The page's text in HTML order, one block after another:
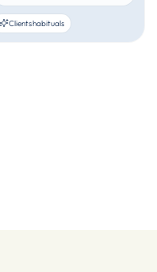
Clients habituals